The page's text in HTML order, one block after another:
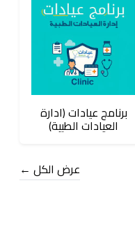
برنامج عيادات (ادارة
العيادات الطبية)
عرض الكل ←